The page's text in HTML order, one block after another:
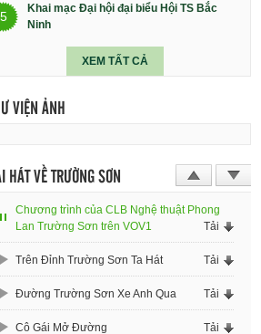
5
Khai mạc Đại hội đại biểu Hội TS Bắc
Ninh
XEM TẤT CẢ
VIỆN ẢNH
HÁT VỀ TRƯỜNG SƠN
Chương trình của CLB Nghệ thuật Phong
Lan Trường Sơn trên VOV1
Tải
Trên Đỉnh Trường Sơn Ta Hát Tải
Đường Trường Sơn Xe Anh Qua Tải
Cô Gái Mở Đường Tải